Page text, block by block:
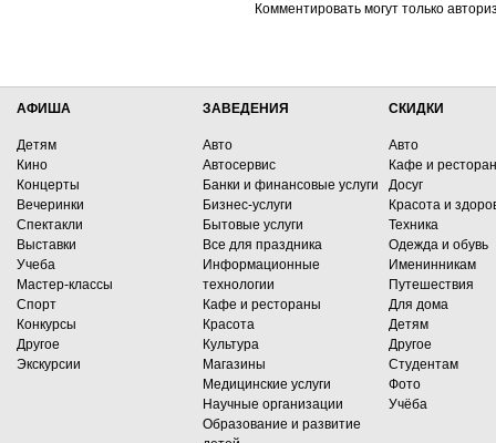
Комментировать могут только
АФИША
Детям
Кино
Концерты
Вечеринки
Спектакли
Выставки
Учеба
Мастер-классы
Спорт
Конкурсы
Другое
Экскурсии
ЗАВЕДЕНИЯ
Авто
Автосервис
Банки и финансовые услуги
Бизнес-услуги
Бытовые услуги
Все для праздника
Информационные
технологии
Кафе и рестораны
Красота
Культура
Магазины
Медицинские услуги
Научные организации
Образование и развитие
СКИДКИ
Авто
Кафе и
Досуг
Красота и
Техника
Одежда и обувь
Именинникам
Путешествия
Для дома
Детям
Другое
Студентам
Фото
Учёба